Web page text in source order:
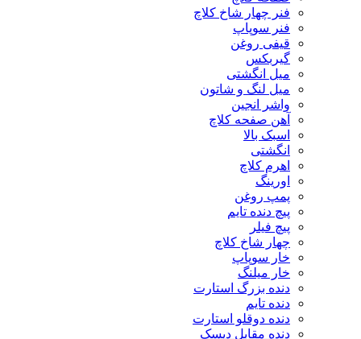
فنر چهار شاخ کلاچ
فنر سوپاپ
قیفی روغن
گیربکس
میل انگشتی
میل لنگ و شاتون
واشر انجین
آهن صفحه کلاچ
اسبک بالا
انگشتی
اهرم کلاچ
اورینگ
پمپ روغن
پیچ دنده تایم
پیچ فیلر
چهار شاخ کلاچ
خار سوپاپ
خار میلنگ
دنده بزرگ استارت
دنده تایم
دنده دوقلو استارت
دنده مقابل دیسک